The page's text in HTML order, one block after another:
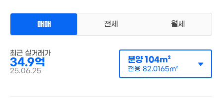
매매 34억 9000만원
/전용82m²
계약일 '25. 06
매매 전세 월세
최근 실거래가
34.9억
25.06.25
분양104m²
전용 82.0165m²